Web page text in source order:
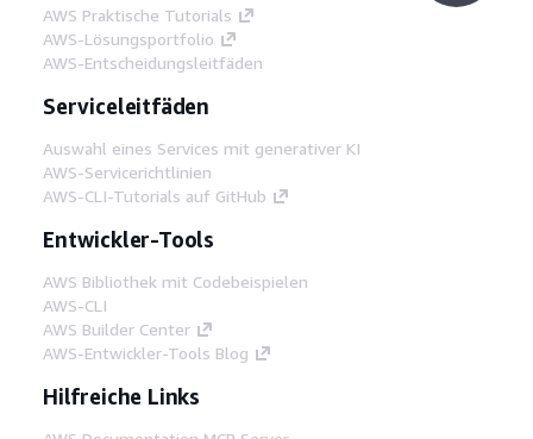
AWS Praktische Tutorials
AWS-Lösungsportfolio
AWS-Entscheidungsleitfäden
Serviceleitfäden
Auswahl eines Services mit generativer KI
AWS-Servicerichtlinien
AWS-CLI-Tutorials auf GitHub
Entwickler-Tools
AWS Bibliothek mit Codebeispielen
AWS-CLI
AWS Builder Center
AWS-Entwickler-Tools Blog
Hilfreiche Links